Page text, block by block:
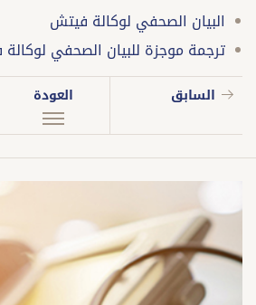
البيان الصحفي لوكالة فيتش
ترجمة موجزة للبيان الصحفي لوكالة
السابق العودة